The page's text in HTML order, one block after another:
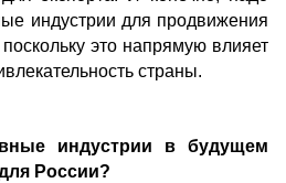
индустрии для продвижения
это напрямую влияет
страны.
индустрии в будущем
России?